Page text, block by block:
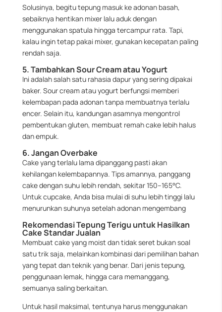
Solusinya, begitu tepung masuk ke adonan basah,
sebaiknya hentikan mixer lalu aduk dengan
menggunakan spatula hingga tercampur rata. Tapi,
kalau ingin tetap pakai mixer, gunakan kecepatan paling
rendah saja.
5. Tambahkan Sour Cream atau Yogurt
Ini adalah salah satu rahasia dapur yang sering dipakai
baker. Sour cream atau yogurt berfungsi memberi
kelembapan pada adonan tanpa membuatnya terlalu
encer. Selain itu, kandungan asamnya mengontrol
pembentukan gluten, membuat remah cake lebih halus
dan empuk.
6. Jangan Overbake
Cake yang terlalu lama dipanggang pasti akan
kehilangan kelembapannya. Tips amannya, panggang
cake dengan suhu lebih rendah, sekitar 150–165°C.
Untuk cupcake, Anda bisa mulai di suhu lebih tinggi lalu
menurunkan suhunya setelah adonan mengembang
Rekomendasi Tepung Terigu untuk Hasilkan
Cake Standar Jualan
Membuat cake yang moist dan tidak seret bukan soal
satu trik saja, melainkan kombinasi dari pemilihan bahan
yang tepat dan teknik yang benar. Dari jenis tepung,
penggunaan lemak, hingga cara memanggang,
semuanya saling berkaitan.
Untuk hasil maksimal, tentunya harus menggunakan